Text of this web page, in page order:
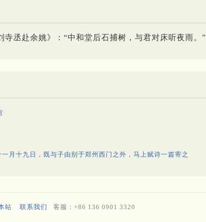
丞赴余姚》：“中和堂后石捕树，与君对床听夜雨。”
一月十九日，既与子由别于郑州西门之外，马上赋诗一篇寄之
站 联系我们 客服：+86 136 0901 3320